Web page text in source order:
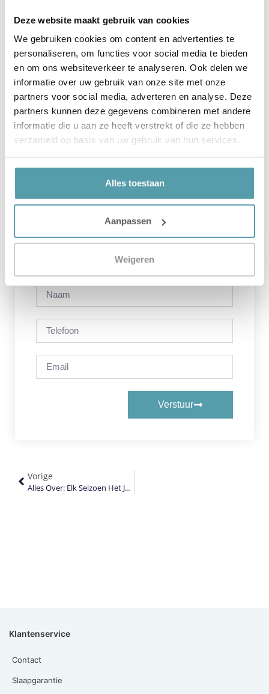
Deze website maakt gebruik van cookies
We gebruiken cookies om content en advertenties te
personaliseren, om functies voor social media te bieden
en om ons websiteverkeer te analyseren. Ook delen we
informatie over uw gebruik van onze site met onze
partners voor social media, adverteren en analyse. Deze
partners kunnen deze gegevens combineren met andere
informatie die u aan ze heeft verstrekt of die ze hebben
verzameld op basis van uw gebruik van hun services.
Alles toestaan
Aanpassen
Weigeren
Dekbedden FAQ
Een dekbed koop je niet regelmatig en
er kan in die tijd veel veranderd zijn.
Je zult daardoor misschien wel
Dekbedden Teststudio
We kunnen pagina’s vol informatie
schrijven over dekbedden en wat alle
Contact Ons
Verstuur
Vorige
Alles Over: Elk Seizoen Het Juiste Dekbed
Klantenservice
Contact
Slaapgarantie